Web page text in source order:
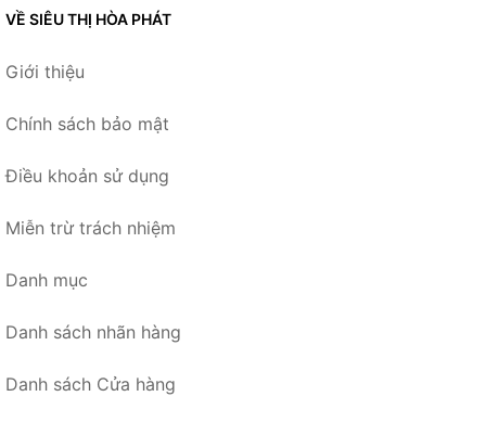
VỀ SIÊU THỊ HÒA PHÁT
Giới thiệu
Chính sách bảo mật
Điều khoản sử dụng
Miễn trừ trách nhiệm
Danh mục
Danh sách nhãn hàng
Danh sách Cửa hàng